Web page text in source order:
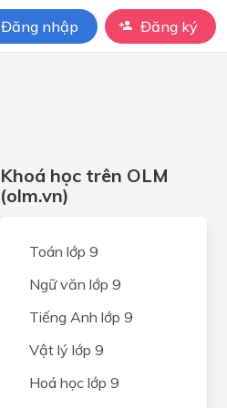
Đăng nhập Đăng ký
Khoá học trên OLM
(olm.vn)
Toán lớp 9
Ngữ văn lớp 9
Tiếng Anh lớp 9
Vật lý lớp 9
Hoá học lớp 9